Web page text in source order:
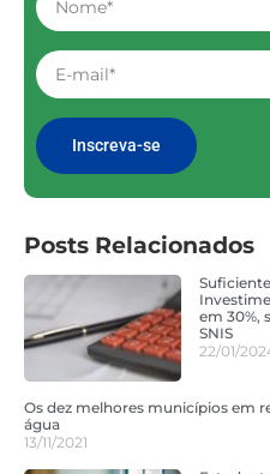
Inscreva-se
Posts Relacionados
em 30%,
SNIS
22/01/
Os dez melhores municípios em
água
13/11/2021